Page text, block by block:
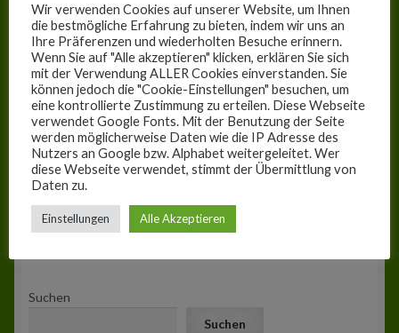
Helden-Bundle
In den Warenkorb
Suchen
Suchen
Wir verwenden Cookies auf unserer Website, um Ihnen
die bestmögliche Erfahrung zu bieten, indem wir uns an
Ihre Präferenzen und wiederholten Besuche erinnern.
Wenn Sie auf "Alle akzeptieren" klicken, erklären Sie sich
mit der Verwendung ALLER Cookies einverstanden. Sie
können jedoch die "Cookie-Einstellungen" besuchen, um
eine kontrollierte Zustimmung zu erteilen. Diese Webseite
verwendet Google Fonts. Mit der Benutzung der Seite
werden möglicherweise Daten wie die IP Adresse des
Nutzers an Google bzw. Alphabet weitergeleitet. Wer
diese Webseite verwendet, stimmt der Übermittlung von
Daten zu.
Einstellungen Alle Akzeptieren